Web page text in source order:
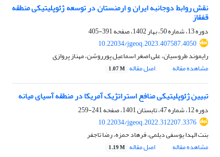
نقش روابط دوجانبه ایران و ارمنستان در توسعه ژئوپلیتیکی منطقه
قفقاز
دوره 13، شماره 50، بهار 1402، صفحه
391-405
10.22034/jgeoq.2023.407587.4050
رایموند طروسیان، علی اصغر اسماعیل پورروشن، مهناز پروازی
مشاهده مقاله
اصل مقاله 1.07 M
تبیین ژئوپلیتیکی منافع استراتژیک آمریکا در منطقه آسیای میانه
دوره 12، شماره 47، تابستان 1401، صفحه
241-259
10.22034/jgeoq.2022.312207.3376
بنت الهدا یوسفی دیلمی، فرهاد حمزه، رضا تاجفر
مشاهده مقاله
اصل مقاله 1.19 M